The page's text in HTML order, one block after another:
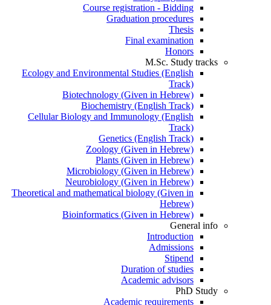
Course registration - Bidding
Graduation procedures
Thesis
Final examination
Honors
M.Sc. Study tracks
Ecology and Environmental Studies (English
Track)
Biotechnology (Given in Hebrew)
Biochemistry (English Track)
Cellular Biology and Immunology (English
Track)
Genetics (English Track)
Zoology (Given in Hebrew)
Plants (Given in Hebrew)
Microbiology (Given in Hebrew)
Neurobiology (Given in Hebrew)
Theoretical and mathematical biology (Given in
Hebrew)
Bioinformatics (Given in Hebrew)
General info
Introduction
Admissions
Stipend
Duration of studies
Academic advisors
PhD Study
Academic requirements